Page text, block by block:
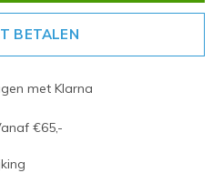
BETALEN
met Klarna
€65,-